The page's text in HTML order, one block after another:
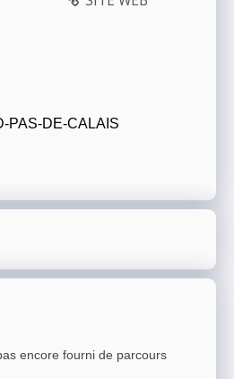
PAS-DE-CALAIS
encore fourni de parcours